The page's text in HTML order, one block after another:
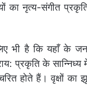
नृत्य-संगीत प्रकृति
भी है कि यहाँ के
प्रकृति के सान्निध्य
होते हैं। वृक्षों का